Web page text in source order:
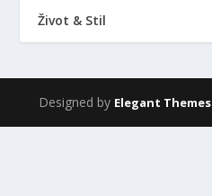
Život & Stil
Designed by Elegant Themes